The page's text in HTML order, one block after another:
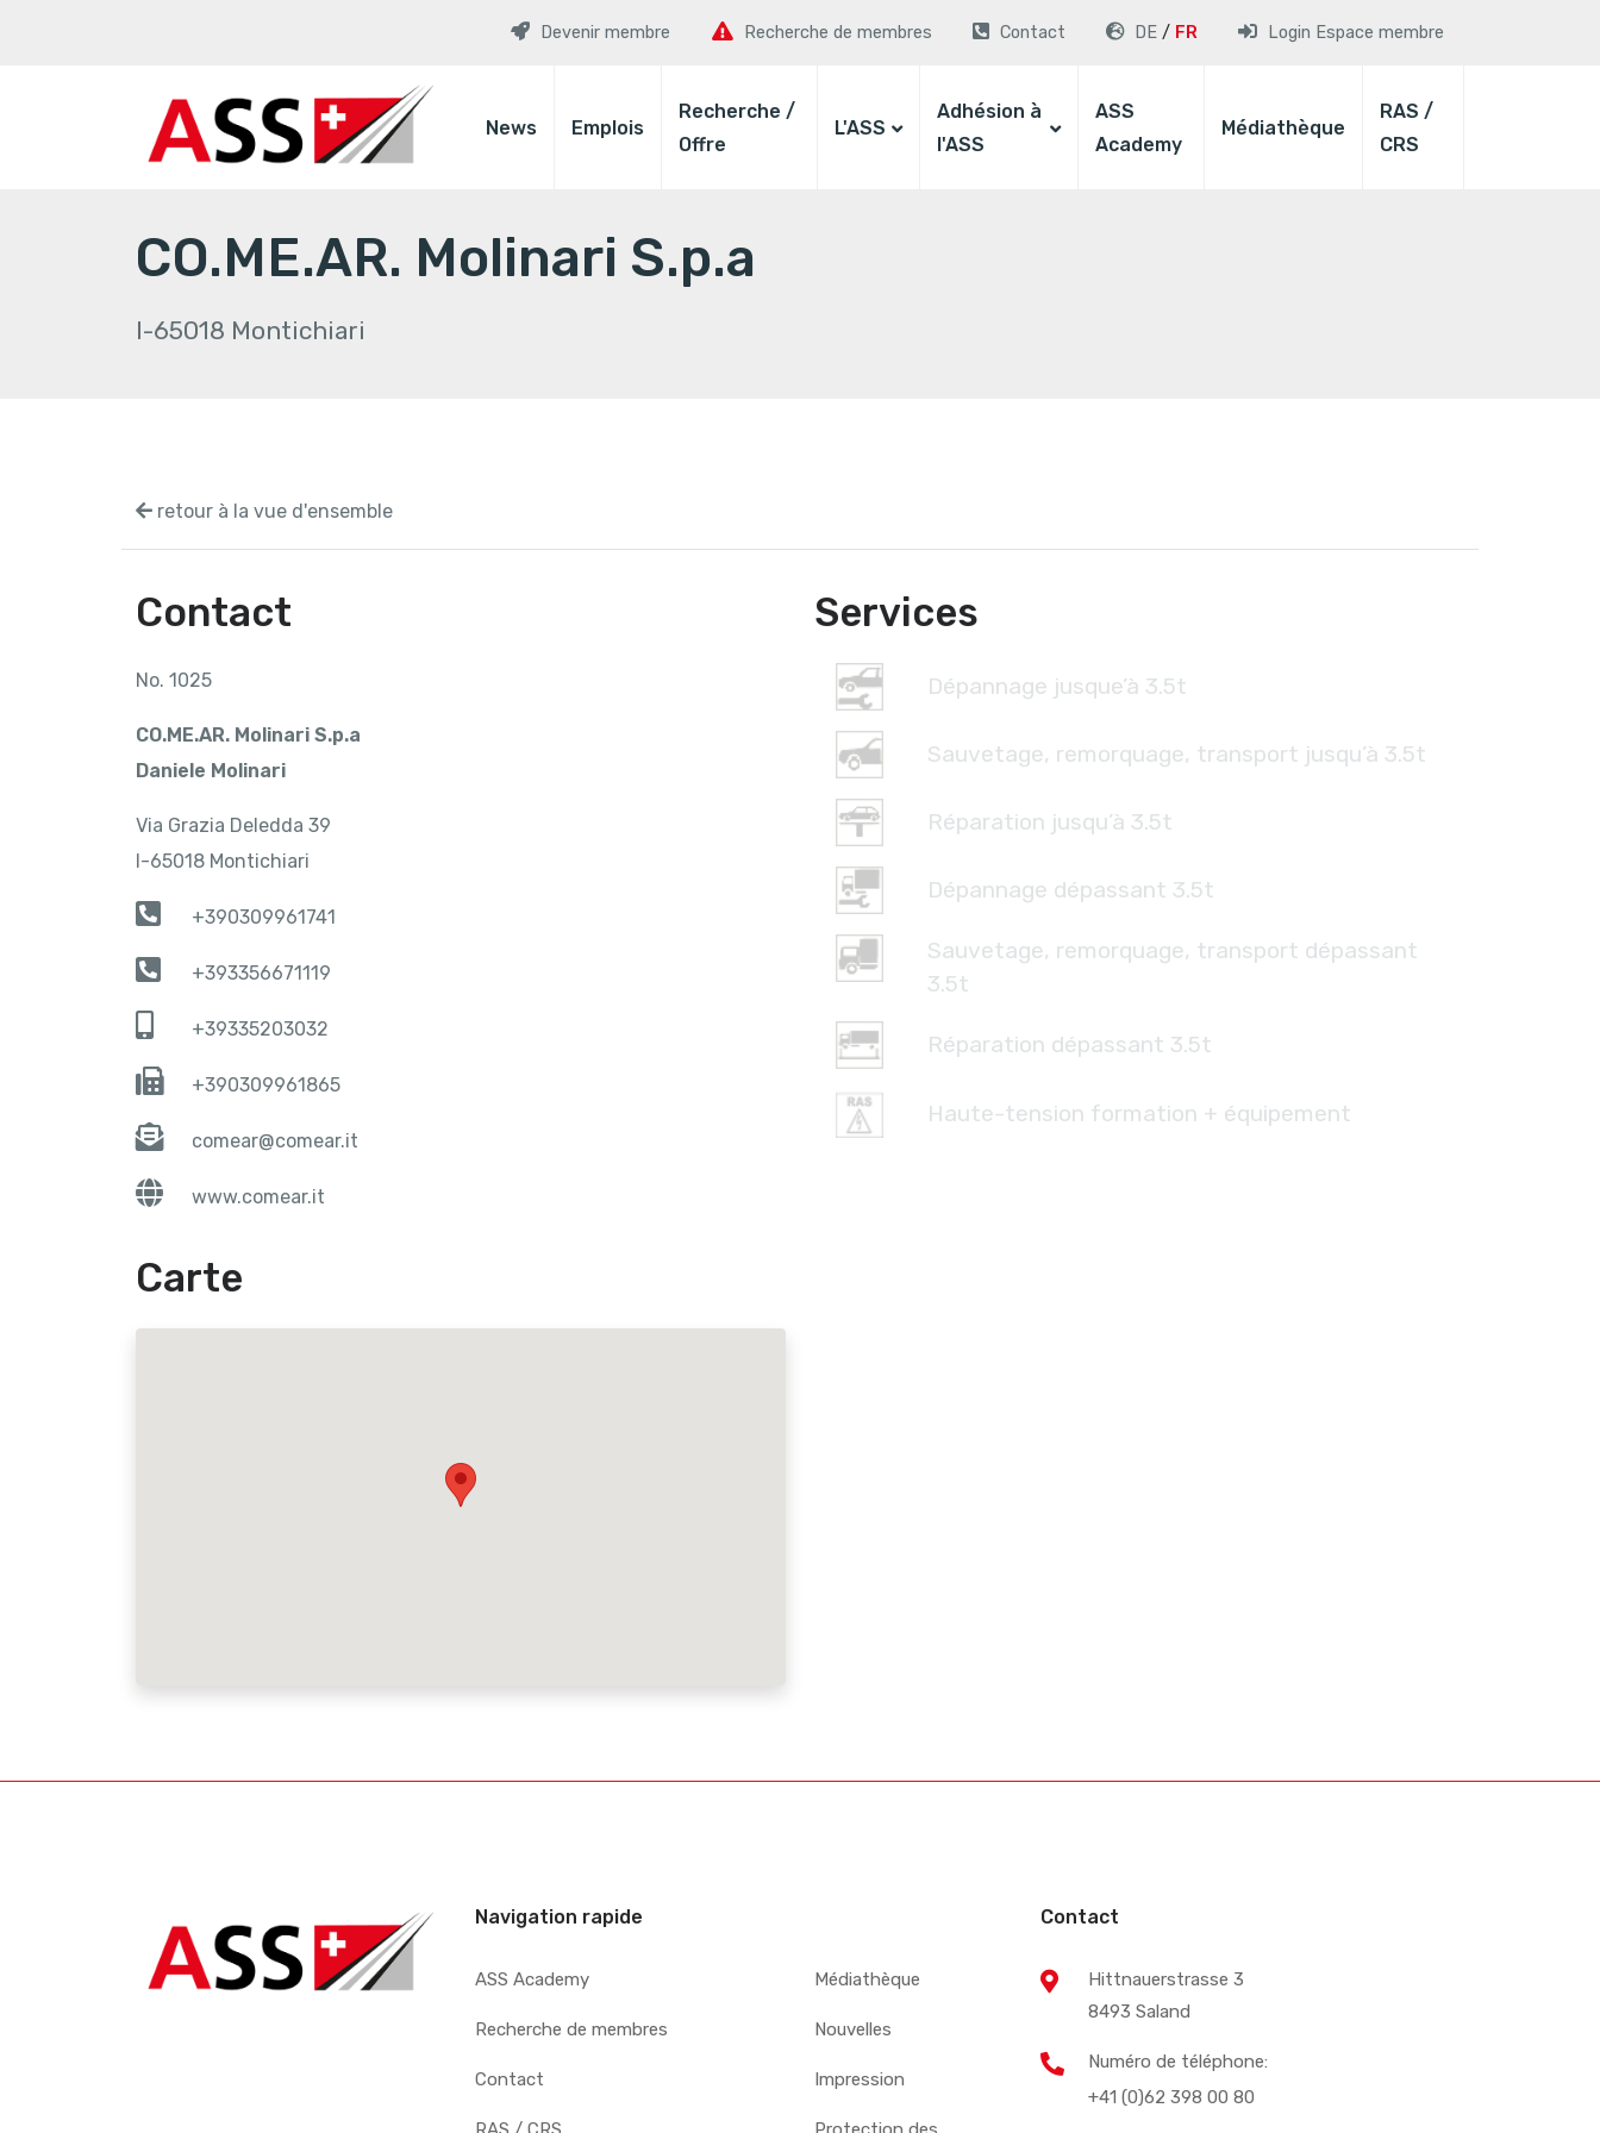
Devenir membre Recherche de membres Contact DE FR Login Espace membre
News Emplois
Recherche /
Offre
L'ASS
Adhésion à
l'ASS
ASS
Academy
Médiathèque
RAS /
CRS
CO.ME.AR. Molinari S.p.a
I-65018 Montichiari
retour à la vue d'ensemble
Contact
No. 1025
CO.ME.AR. Molinari S.p.a
Daniele Molinari
Via Grazia Deledda 39
I-65018 Montichiari
+390309961741
+393356671119
+39335203032
+390309961865
comear@comear.it
www.comear.it
Carte
Services
Dépannage jusque’à 3.5t
Sauvetage, remorquage, transport jusqu’à 3.5t
Réparation jusqu’à 3.5t
Dépannage dépassant 3.5t
Sauvetage, remorquage, transport dépassant
3.5t
Réparation dépassant 3.5t
Haute-tension formation + équipement
Navigation rapide
ASS Academy
Recherche de membres
Contact
Médiathèque
Nouvelles
Impression
Contact
Hittnauerstrasse 3
8493 Saland
Numéro de téléphone:
+41 (0)62 398 00 80